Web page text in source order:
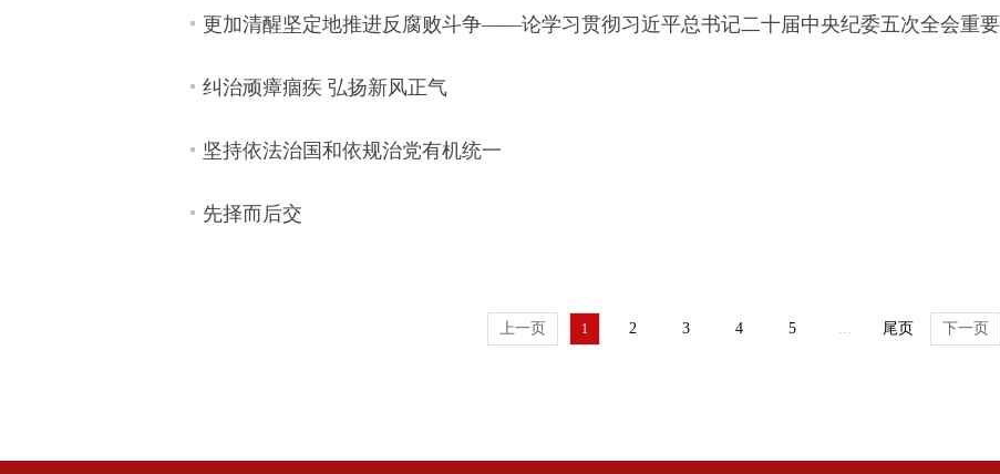
更加清醒坚定地推进反腐败斗争——论学习贯彻习近平总书记二十届中央纪委五次全会重
纠治顽瘴痼疾 弘扬新风正气
坚持依法治国和依规治党有机统一
先择而后交
上一页 1 2 3 4 5 尾页 下一页